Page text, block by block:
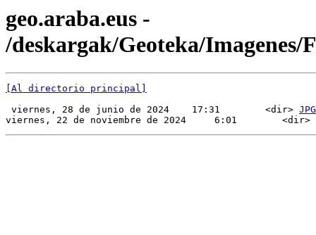
geo.araba.eus -
/deskargak/Geoteka/Imagenes/
[Al directorio principal]
viernes, 28 de junio de 2024    17:31        <dir> JPG
viernes, 22 de noviembre de 2024     6:01        <dir>